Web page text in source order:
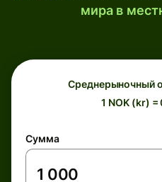
мира в
Среднерыночный
1 NOK (kr) =
Сумма